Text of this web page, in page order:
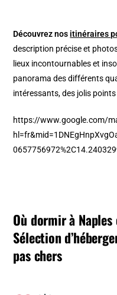
Découvrez nos itinéraires
description précise et
lieux incontournables et
panorama des différents
intéressants, des jolis
https://www.google.com/
Où dormir à
Sélection
pas chers